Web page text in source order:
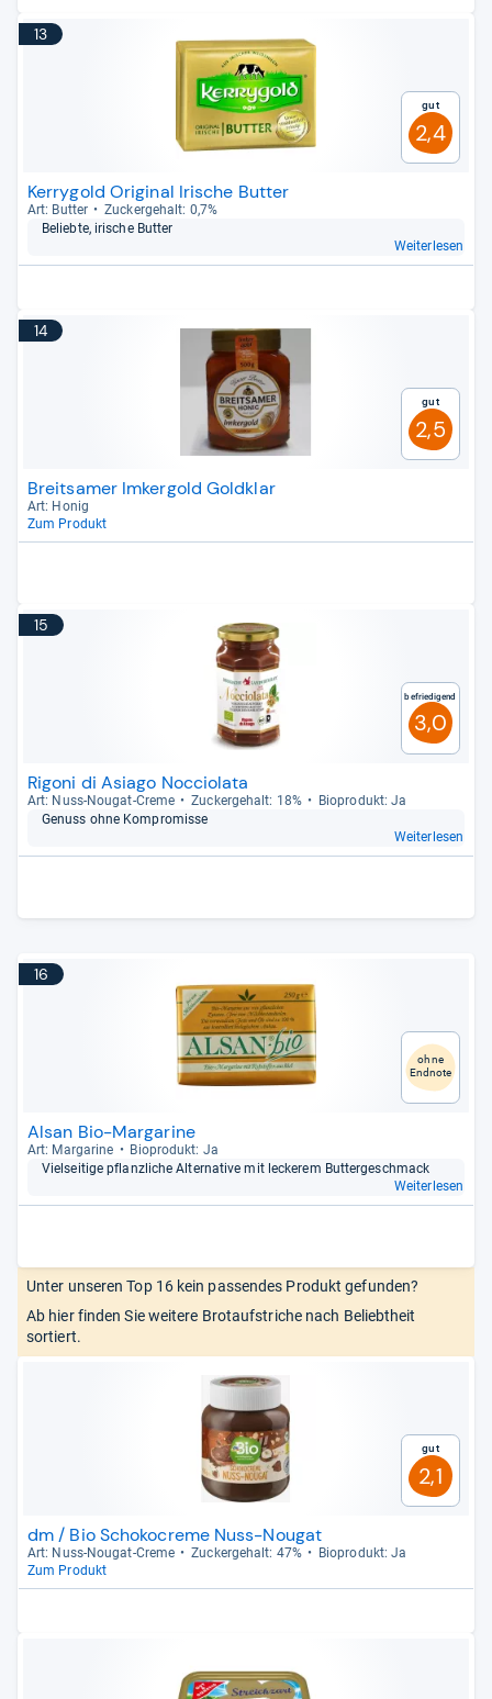
13
Gut
2,4
Kerrygold Original Irische Butter
Art: But­ter
Zucker­ge­halt: 0,7%
Beliebte, iri­sche But­ter
Weiterlesen
14
Gut
2,5
Breitsamer Imkergold Goldklar
Art: Honig
Zum Produkt
15
Befriedigend
3,0
Rigoni di Asiago Nocciolata
Art: Nuss-​Nou­gat-​Creme Zucker­ge­halt: 18%
Bio­pro­dukt: Ja
Genuss ohne Kom­pro­misse
Weiterlesen
16
ohne
Endnote
Alsan Bio-Margarine
Art: Mar­ga­rine
Bio­pro­dukt: Ja
Viel­sei­tige pflanz­li­che Alter­na­tive mit lecke­rem But­ter­ge­schmack
Weiterlesen
Unter unseren Top 16 kein passendes Produkt gefunden?
Ab hier finden Sie weitere Brotaufstriche nach Beliebtheit
sortiert.
Gut
2,1
dm / Bio Schokocreme Nuss-Nougat
Art: Nuss-​Nou­gat-​Creme Zucker­ge­halt: 47%
Bio­pro­dukt: Ja
Zum Produkt